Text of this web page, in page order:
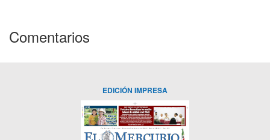
Comentarios
EDICIÓN IMPRESA